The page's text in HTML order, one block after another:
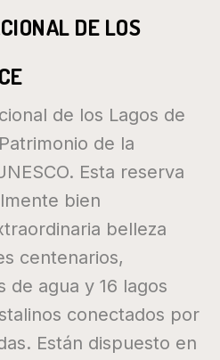
DE LOS
de los Lagos de
de la
Esta reserva
bien
belleza
centenarios,
de agua y 16 lagos
conectados por
Están dispuesto en